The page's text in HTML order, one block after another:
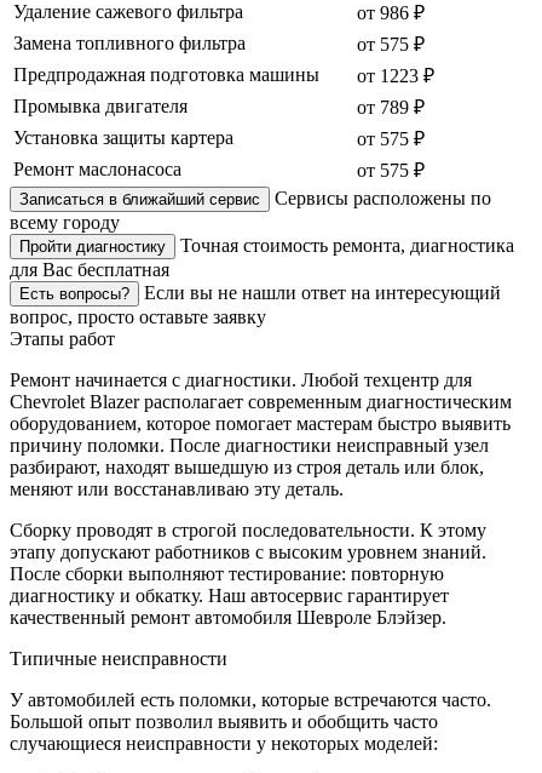
Удаление сажевого фильтра
от 986 ₽
Замена топливного фильтра
от 575 ₽
Предпродажная подготовка машины
от 1223 ₽
Промывка двигателя
от 789 ₽
Установка защиты картера
от 575 ₽
Ремонт маслонасоса
от 575 ₽
Записаться в ближайший сервис
Сервисы расположены по
всему городу
Пройти диагностику
Точная стоимость ремонта, диагностика
для Вас бесплатная
Есть вопросы?
Если вы не нашли ответ на интересующий
вопрос, просто оставьте заявку
Этапы работ
Ремонт начинается с диагностики. Любой техцентр для
Chevrolet Blazer располагает современным диагностическим
оборудованием, которое помогает мастерам быстро выявить
причину поломки. После диагностики неисправный узел
разбирают, находят вышедшую из строя деталь или блок,
меняют или восстанавливаю эту деталь.
Сборку проводят в строгой последовательности. К этому
этапу допускают работников с высоким уровнем знаний.
После сборки выполняют тестирование: повторную
диагностику и обкатку. Наш автосервис гарантирует
качественный ремонт автомобиля Шевроле Блэйзер.
Типичные неисправности
У автомобилей есть поломки, которые встречаются часто.
Большой опыт позволил выявить и обобщить часто
случающиеся неисправности у некоторых моделей: